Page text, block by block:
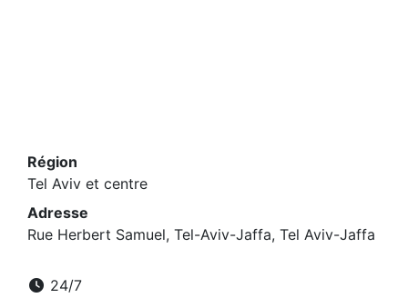
Région
Tel Aviv et centre
Adresse
Rue Herbert Samuel, Tel-Aviv-Jaffa, Tel Aviv-Jaffa
24/7